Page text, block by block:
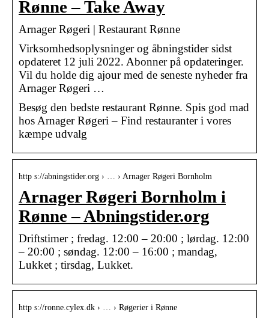
Rønne – Take Away
Arnager Røgeri | Restaurant Rønne
Virksomhedsoplysninger og åbningstider sidst
opdateret 12 juli 2022. Abonner på opdateringer.
Vil du holde dig ajour med de seneste nyheder fra
Arnager Røgeri …
Besøg den bedste restaurant Rønne. Spis god mad
hos Arnager Røgeri – Find restauranter i vores
kæmpe udvalg
http s://abningstider.org › … › Arnager Røgeri Bornholm
Arnager Røgeri Bornholm i
Rønne – Abningstider.org
Driftstimer ; fredag. 12:00 – 20:00 ; lørdag. 12:00
– 20:00 ; søndag. 12:00 – 16:00 ; mandag,
Lukket ; tirsdag, Lukket.
http s://ronne.cylex.dk › … › Røgerier i Rønne